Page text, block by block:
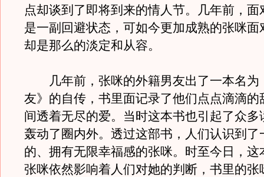
点却谈到了即将到来的情人节。几年前，面
是一副回避状态，可如今更加成熟的张咪面
却是那么的淡定和从容。
几年前，张咪的外籍男友出了一本名为
友》的自传，书里面记录了他们点点滴滴的
间透着无尽的爱。当时这本书也引起了众多
轰动了圈内外。透过这部书，人们认识到了
的、拥有无限幸福感的张咪。时至今日，这
张咪依然影响着人们对她的判断，书里的张